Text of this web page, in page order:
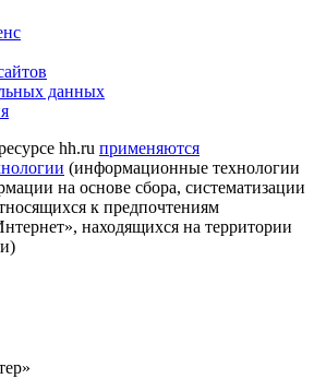
данных
hh.ru применяются
(информационные технологии
на основе сбора, систематизации
к предпочтениям
находящихся на территории